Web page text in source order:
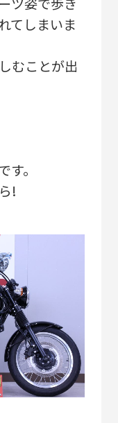
てしまいま
むことが出
。
!